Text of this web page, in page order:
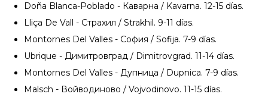
Doña Blanca-Poblado - Каварна / Kavarna. 12-15 días.
Lliça De Vall - Страхил / Strakhil. 9-11 días.
Montornes Del Valles - София / Sofija. 7-9 días.
Ubrique - Димитровград / Dimitrovgrad. 11-14 días.
Montornes Del Valles - Дупница / Dupnica. 7-9 días.
Malsch - Войводиново / Vojvodinovo. 11-15 días.